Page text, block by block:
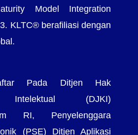
Model Integration
KLTC® berafiliasi dengan
Pada Ditjen Hak
Intelektual (DJKI)
RI, Penyelenggara
(PSE) Ditjen Aplikasi